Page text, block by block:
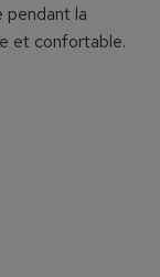
pendant la
et confortable.